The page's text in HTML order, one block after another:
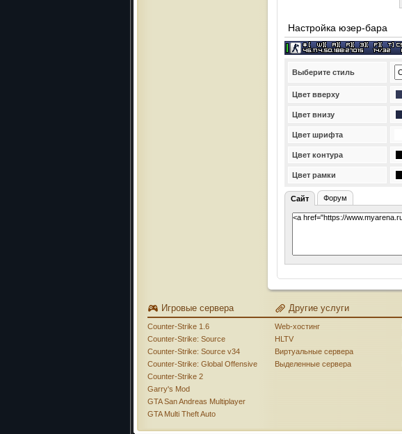
Настройка юзер-бара
Выберите стиль
Цвет вверху
Цвет внизу
Цвет шрифта
Цвет контура
Цвет рамки
Сайт Форум
Игровые сервера
Counter-Strike 1.6
Counter-Strike: Source
Counter-Strike: Source v34
Counter-Strike: Global Offensive
Counter-Strike 2
Garry's Mod
GTA San Andreas Multiplayer
GTA Multi Theft Auto
Другие услуги
Web-хостинг
HLTV
Виртуальные сервера
Выделенные сервера